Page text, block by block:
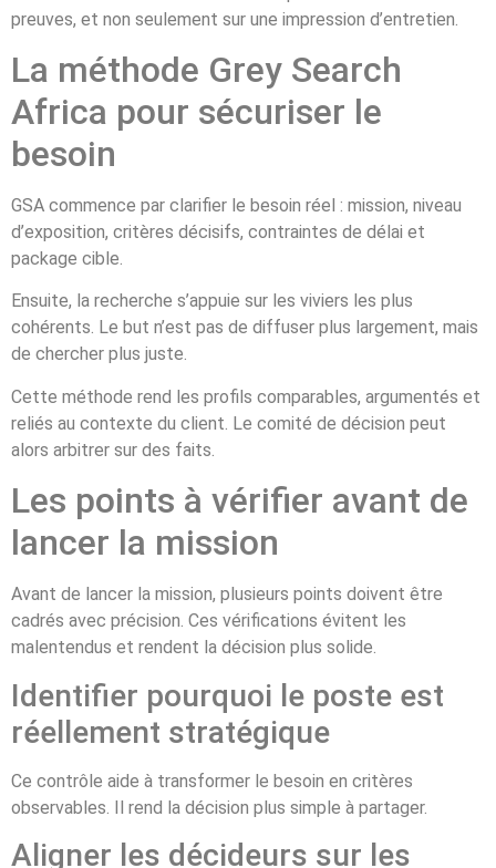
preuves, et non seulement sur une impression d’entretien.
La méthode Grey Search
Africa pour sécuriser le
besoin
GSA commence par clarifier le besoin réel : mission, niveau
d’exposition, critères décisifs, contraintes de délai et
package cible.
Ensuite, la recherche s’appuie sur les viviers les plus
cohérents. Le but n’est pas de diffuser plus largement, mais
de chercher plus juste.
Cette méthode rend les profils comparables, argumentés et
reliés au contexte du client. Le comité de décision peut
alors arbitrer sur des faits.
Les points à vérifier avant de
lancer la mission
Avant de lancer la mission, plusieurs points doivent être
cadrés avec précision. Ces vérifications évitent les
malentendus et rendent la décision plus solide.
Identifier pourquoi le poste est
réellement stratégique
Ce contrôle aide à transformer le besoin en critères
observables. Il rend la décision plus simple à partager.
Aligner les décideurs sur les